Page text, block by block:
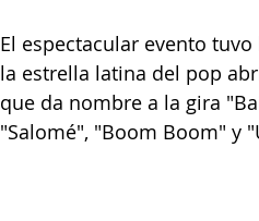
El espectacular evento
la estrella latina del pop
que da nombre a la gira
"Salomé", "Boom Boom" y